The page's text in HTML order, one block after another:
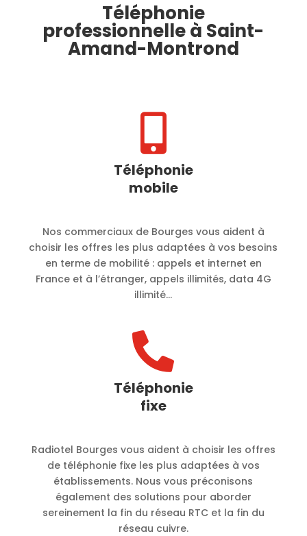
Téléphonie
professionnelle à Saint-
Amand-Montrond

Téléphonie
mobile
Nos commerciaux de Bourges vous aident à
choisir les offres les plus adaptées à vos besoins
en terme de mobilité : appels et internet en
France et à l’étranger, appels illimités, data 4G
illimité…

Téléphonie
fixe
Radiotel Bourges vous aident à choisir les offres
de téléphonie fixe les plus adaptées à vos
établissements. Nous vous préconisons
également des solutions pour aborder
sereinement la fin du réseau RTC et la fin du
réseau cuivre.